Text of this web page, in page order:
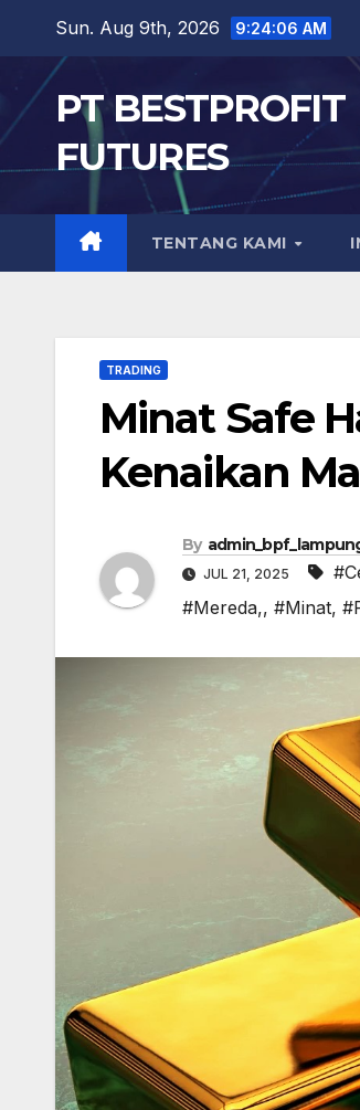
content
Sun. Aug 9th, 2026 9:24:07 AM
PT BESTPROFIT
FUTURES
TENTANG KAMI
TRADING
Minat Safe
Kenaikan
By
JUL 21, 2025
#Mereda,, #Minat,